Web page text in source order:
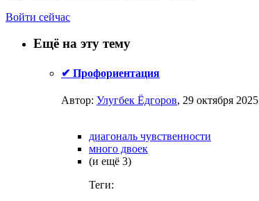
Войти сейчас
Ещё на эту тему
✔ Профориентация
Автор: Улугбек Ёдгоров, 29 октября 2025
диагональ чувственности
много двоек
(и ещё 3)
Теги: